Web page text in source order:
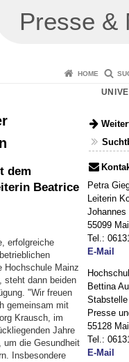
Presse &
HOME
dem
Beatrice
erfolgreiche
Hochschule Mainz
steht dann beiden
"Wir freuen
gemeinsam mit
Krausch, im
Jahre
um die Gesundheit
Insbesondere
Petra
Leiterin
Johannes
55099
Tel.:
E-Mail
Bettina
Presse
55128
Tel.:
E-Mail